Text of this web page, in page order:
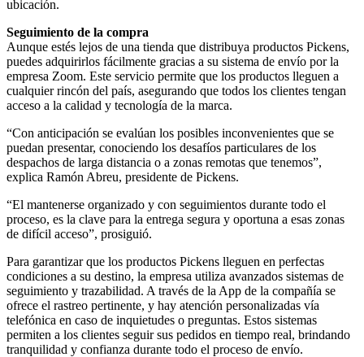
ubicación.
Seguimiento de la compra
Aunque estés lejos de una tienda que distribuya productos Pickens,
puedes adquirirlos fácilmente gracias a su sistema de envío por la
empresa Zoom. Este servicio permite que los productos lleguen a
cualquier rincón del país, asegurando que todos los clientes tengan
acceso a la calidad y tecnología de la marca.
“Con anticipación se evalúan los posibles inconvenientes que se
puedan presentar, conociendo los desafíos particulares de los
despachos de larga distancia o a zonas remotas que tenemos”,
explica Ramón Abreu, presidente de Pickens.
“El mantenerse organizado y con seguimientos durante todo el
proceso, es la clave para la entrega segura y oportuna a esas zonas
de difícil acceso”, prosiguió.
Para garantizar que los productos Pickens lleguen en perfectas
condiciones a su destino, la empresa utiliza avanzados sistemas de
seguimiento y trazabilidad. A través de la App de la compañía se
ofrece el rastreo pertinente, y hay atención personalizadas vía
telefónica en caso de inquietudes o preguntas. Estos sistemas
permiten a los clientes seguir sus pedidos en tiempo real, brindando
tranquilidad y confianza durante todo el proceso de envío.